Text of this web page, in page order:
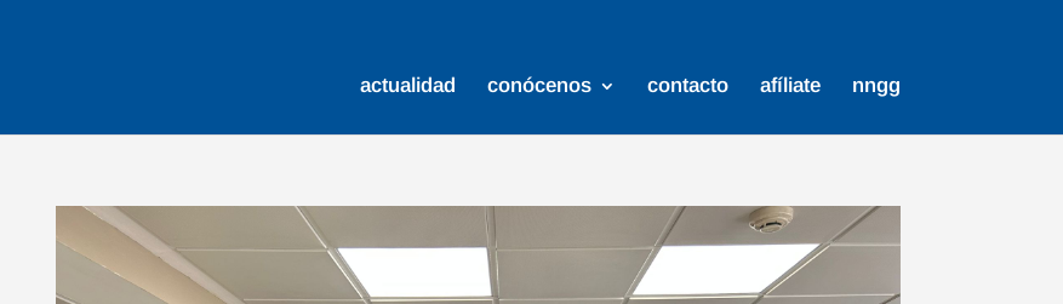
actualidad conócenos contacto afíliate nngg